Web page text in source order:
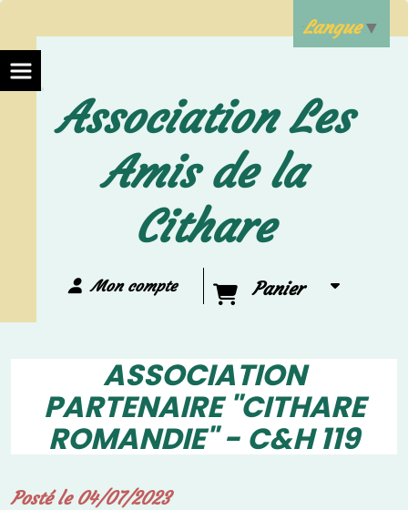
Association Les
Amis de la
Cithare
Mon compte Panier
ASSOCIATION
PARTENAIRE "CITHARE
ROMANDIE" - C&H 119
Posté le 04/07/2023
Langue▼